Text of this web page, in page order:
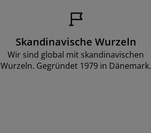
Skandinavische Wurzeln
Wir sind global mit skandinavischen
Wurzeln. Gegründet 1979 in Dänemark.